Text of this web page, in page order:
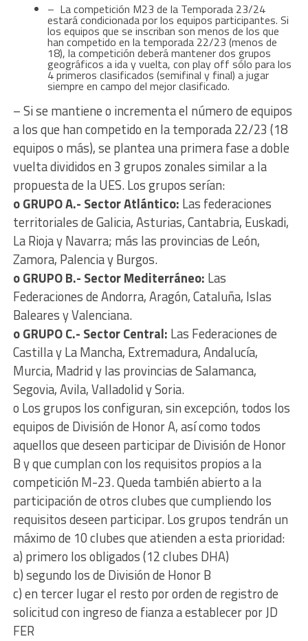
– La competición M23 de la Temporada 23/24
estará condicionada por los equipos participantes. Si
los equipos que se inscriban son menos de los que
han competido en la temporada 22/23 (menos de
18), la competición deberá mantener dos grupos
geográficos a ida y vuelta, con play off sólo para los
4 primeros clasificados (semifinal y final) a jugar
siempre en campo del mejor clasificado.
– Si se mantiene o incrementa el número de equipos
a los que han competido en la temporada 22/23 (18
equipos o más), se plantea una primera fase a doble
vuelta divididos en 3 grupos zonales similar a la
propuesta de la UES. Los grupos serían:
o GRUPO A.- Sector Atlántico: Las federaciones
territoriales de Galicia, Asturias, Cantabria, Euskadi,
La Rioja y Navarra; más las provincias de León,
Zamora, Palencia y Burgos.
o GRUPO B.- Sector Mediterráneo: Las
Federaciones de Andorra, Aragón, Cataluña, Islas
Baleares y Valenciana.
o GRUPO C.- Sector Central: Las Federaciones de
Castilla y La Mancha, Extremadura, Andalucía,
Murcia, Madrid y las provincias de Salamanca,
Segovia, Avila, Valladolid y Soria.
o Los grupos los configuran, sin excepción, todos los
equipos de División de Honor A, así como todos
aquellos que deseen participar de División de Honor
B y que cumplan con los requisitos propios a la
competición M-23. Queda también abierto a la
participación de otros clubes que cumpliendo los
requisitos deseen participar. Los grupos tendrán un
máximo de 10 clubes que atienden a esta prioridad:
a) primero los obligados (12 clubes DHA)
b) segundo los de División de Honor B
c) en tercer lugar el resto por orden de registro de
solicitud con ingreso de fianza a establecer por JD
FER